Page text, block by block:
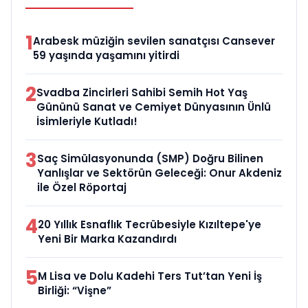
1Arabesk müziğin sevilen sanatçısı Cansever
59 yaşında yaşamını yitirdi
2Svadba Zincirleri Sahibi Semih Hot Yaş
Gününü Sanat ve Cemiyet Dünyasının Ünlü
İsimleriyle Kutladı!
3Saç Simülasyonunda (SMP) Doğru Bilinen
Yanlışlar ve Sektörün Geleceği: Onur Akdeniz
ile Özel Röportaj
420 Yıllık Esnaflık Tecrübesiyle Kızıltepe'ye
Yeni Bir Marka Kazandırdı
5M Lisa ve Dolu Kadehi Ters Tut’tan Yeni İş
Birliği: “Vişne”